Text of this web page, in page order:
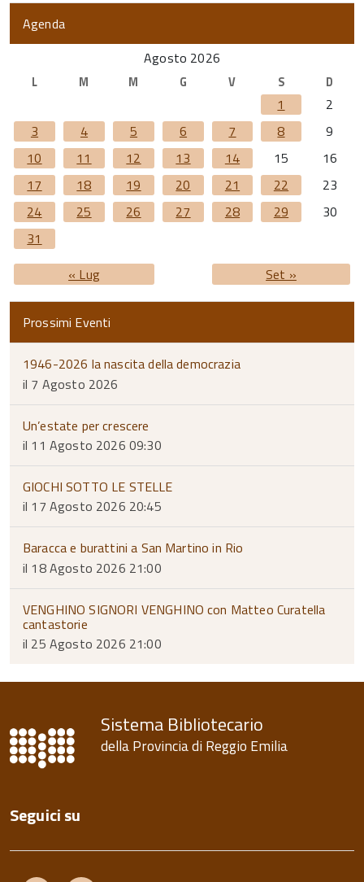
Agenda
Agosto 2026
L M M G V S D
1
2
3
4 5 6 7 8
9
10
11 12 13 14 15
16
17
18 19 20 21 22
23
24
25 26 27 28 29
30
31
« Lug
Set »
Prossimi Eventi
1946-2026 la nascita della democrazia
il 7 Agosto 2026
Un’estate per crescere
il 11 Agosto 2026 09:30
GIOCHI SOTTO LE STELLE
il 17 Agosto 2026 20:45
Baracca e burattini a San Martino in Rio
il 18 Agosto 2026 21:00
VENGHINO SIGNORI VENGHINO con Matteo Curatella
cantastorie
il 25 Agosto 2026 21:00
Sistema Bibliotecario
della Provincia di Reggio Emilia
Seguici su